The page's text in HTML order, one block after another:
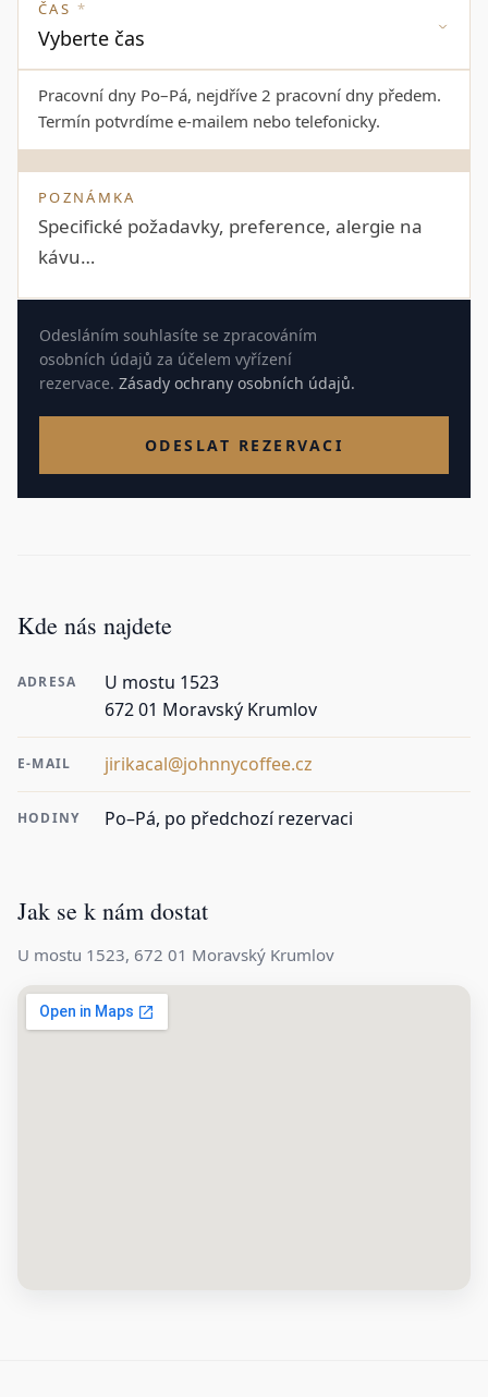
ČAS *
Pracovní dny Po–Pá, nejdříve 2 pracovní dny předem.
Termín potvrdíme e-mailem nebo telefonicky.
POZNÁMKA
Odesláním souhlasíte se zpracováním
osobních údajů za účelem vyřízení
rezervace. Zásady ochrany osobních údajů.
ODESLAT REZERVACI
Kde nás najdete
ADRESA
U mostu 1523
672 01 Moravský Krumlov
E-MAIL jirikacal@johnnycoffee.cz
HODINY Po–Pá, po předchozí rezervaci
Jak se k nám dostat
U mostu 1523, 672 01 Moravský Krumlov